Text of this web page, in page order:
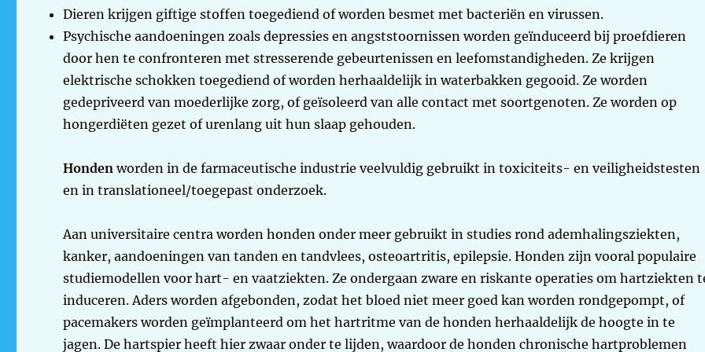
Dieren krijgen giftige stoffen toegediend of worden besmet met bacteriën en virussen.
Psychische aandoeningen zoals depressies en angststoornissen worden geïnduceerd bij proefdieren
door hen te confronteren met stresserende gebeurtenissen en leefomstandigheden. Ze krijgen
elektrische schokken toegediend of worden herhaaldelijk in waterbakken gegooid. Ze worden
gedepriveerd van moederlijke zorg, of geïsoleerd van alle contact met soortgenoten. Ze worden op
hongerdiëten gezet of urenlang uit hun slaap gehouden.
Hondenworden in de farmaceutische industrie veelvuldig gebruikt in toxiciteits- en veiligheidstesten
en in translationeel/toegepast onderzoek.
Aan universitaire centra worden honden onder meer gebruikt in studies rond ademhalingsziekten,
kanker, aandoeningen van tanden en tandvlees, osteoartritis, epilepsie. Honden zijn vooral populaire
studiemodellen voor hart- en vaatziekten. Ze ondergaan zware en riskante operaties om hartziekten
induceren. Aders worden afgebonden, zodat het bloed niet meer goed kan worden rondgepompt, of
pacemakers worden geïmplanteerd om het hartritme van de honden herhaaldelijk de hoogte in te
jagen. De hartspier heeft hier zwaar onder te lijden, waardoor de honden chronische hartproblemen